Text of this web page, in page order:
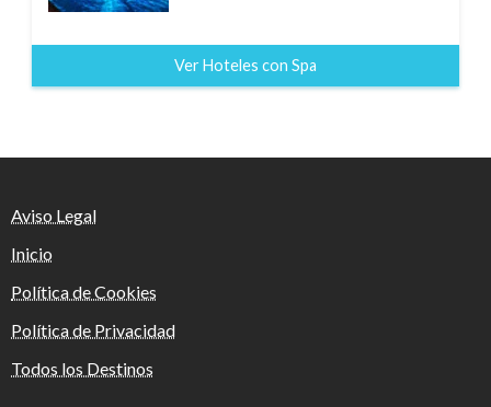
Ver Hoteles con Spa
Aviso Legal
Inicio
Política de Cookies
Política de Privacidad
Todos los Destinos